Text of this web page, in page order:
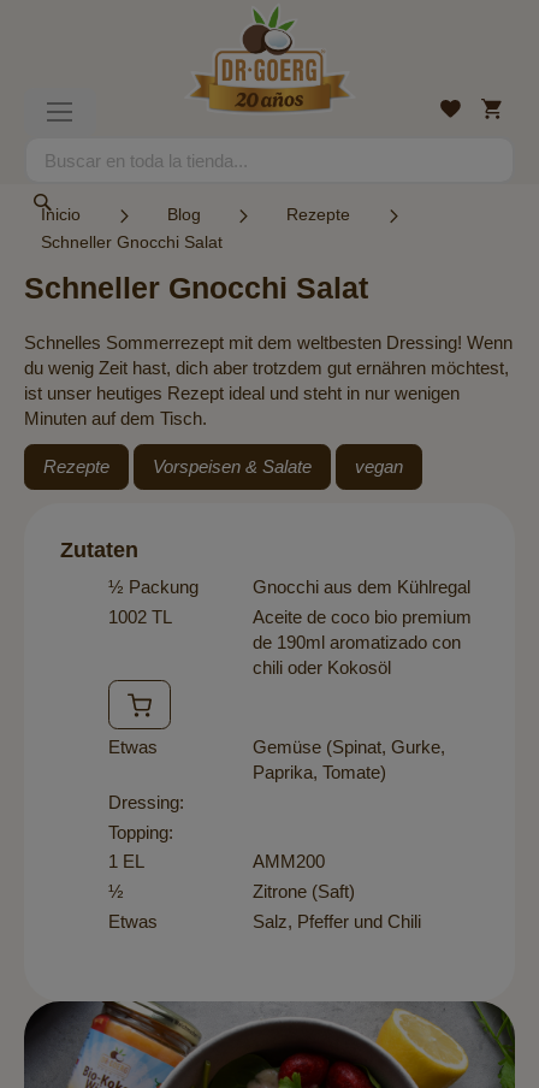
Search
Lista
Mi
cesta
Inicio Blog
Rezepte
Schneller Gnocchi Salat
Schneller Gnocchi Salat
Schnelles Sommerrezept mit dem weltbesten Dressing! Wenn
du wenig Zeit hast, dich aber trotzdem gut ernähren möchtest,
ist unser heutiges Rezept ideal und steht in nur wenigen
Minuten auf dem Tisch.
Rezepte Vorspeisen & Salate vegan
Zutaten
½ Packung
Gnocchi aus dem Kühlregal
1002 TL
Aceite de coco bio premium
de 190ml aromatizado con
chili oder Kokosöl
Etwas
Gemüse (Spinat, Gurke,
Paprika, Tomate)
Dressing:
Topping:
1 EL
AMM200
½
Zitrone (Saft)
Etwas
Salz, Pfeffer und Chili